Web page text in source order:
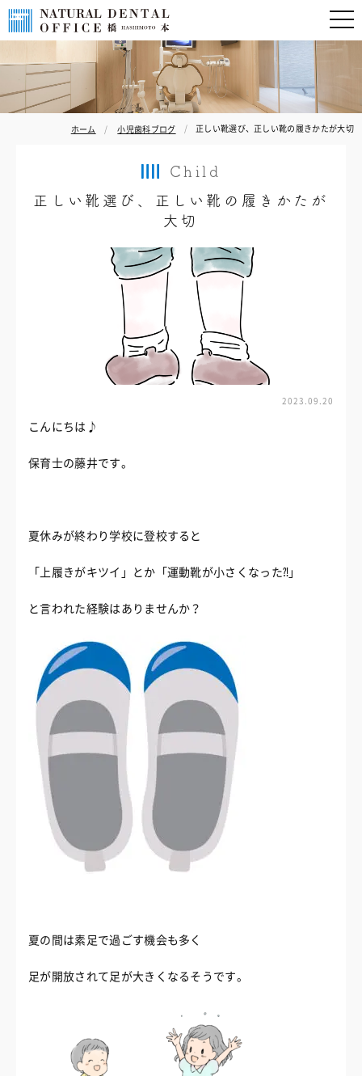
ホーム 小児歯科ブログ 正しい靴選び、正しい靴の履きかたが大切
Child
正しい靴選び、正しい靴の履きかたが
大切
2023.09.20
こんにちは♪
保育士の藤井です。
夏休みが終わり学校に登校すると
「上履きがキツイ」とか「運動靴が小さくなった⁈」
と言われた経験はありませんか？
夏の間は素足で過ごす機会も多く
足が開放されて足が大きくなるそうです。